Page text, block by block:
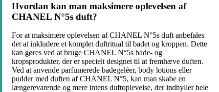
Hvordan kan man maksimere oplevelsen af
CHANEL N°5s duft?
For at maksimere oplevelsen af CHANEL N°5s duft anbefales
det at inkludere et komplet duftritual til badet og kroppen. Dette
kan gøres ved at bruge CHANEL N°5s bade- og
kropsprodukter, der er specielt designet til at fremhæve duften.
Ved at anvende parfumerede badegeléer, body lotions eller
pudder med duften af CHANEL N°5, kan man skabe en
længerevarende og mere intens duftoplevelse, der indhyller hele